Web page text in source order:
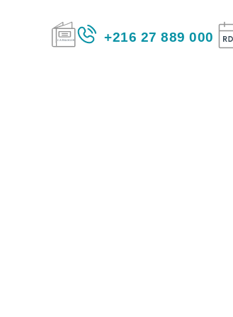
+216 27 889 000